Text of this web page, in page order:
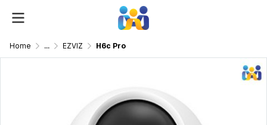
Home ... EZVIZ H6c Pro